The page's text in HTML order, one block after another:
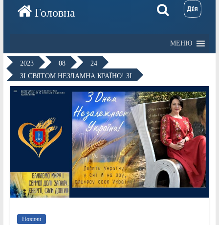
МЕНЮ
2023 08
24
ЗІ СВЯТОМ НЕЗЛАМНА КРАЇНО! ЗІ
Новини